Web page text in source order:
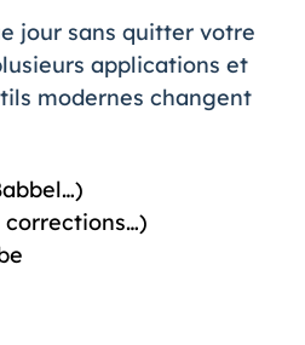
jour sans quitter votre
applications et
modernes changent